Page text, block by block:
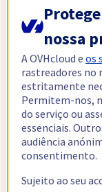
nossa
A OVHcloud eos
rastreadores no
estritamente
Permitem-nos,
do serviço ou
essenciais.
audiência
consentimento.
Sujeito ao seu